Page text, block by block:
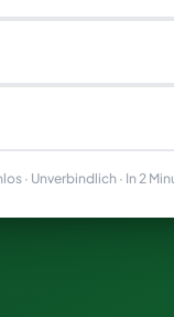
· Unverbindlich · In 2